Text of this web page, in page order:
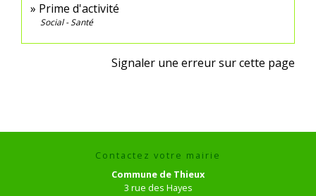
Prime d'activité
Social - Santé
Signaler une erreur sur cette page
Contactez votre mairie
Commune de Thieux
3 rue des Hayes